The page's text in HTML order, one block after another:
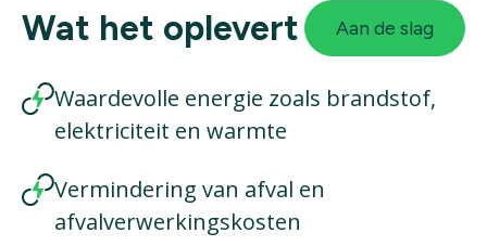
Wat het oplevert Aan de slag
Waardevolle energie zoals brandstof,
elektriciteit en warmte
Vermindering van afval en
afvalverwerkingskosten